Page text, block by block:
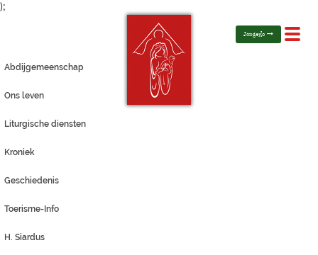
);
Toggle
Jongerlo
Abdijgemeenschap
Ons leven
Liturgische diensten
Kroniek
Geschiedenis
Toerisme-Info
H. Siardus